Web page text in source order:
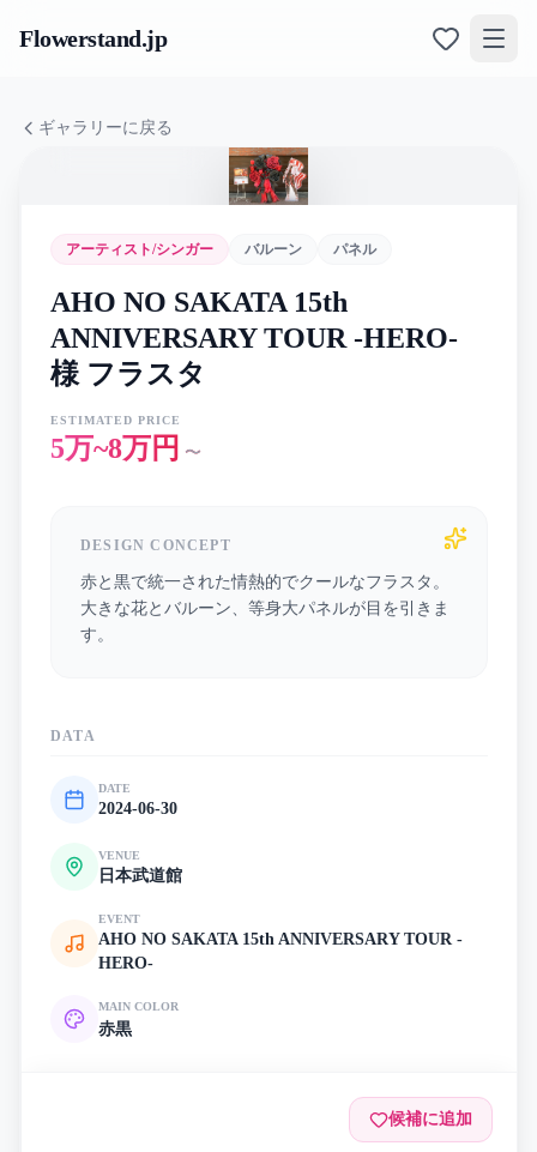
Flowerstand.jp
ギャラリーに戻る
アーティスト/シンガー バルーン パネル
AHO NO SAKATA 15th
ANNIVERSARY TOUR -HERO-
様 フラスタ
ESTIMATED PRICE
5万~8万円 〜
DESIGN CONCEPT
赤と黒で統一された情熱的でクールなフラスタ。
大きな花とバルーン、等身大パネルが目を引きま
す。
DATA
DATE
2024-06-30
VENUE
日本武道館
EVENT
AHO NO SAKATA 15th ANNIVERSARY TOUR -
HERO-
MAIN COLOR
赤黒
候補に追加